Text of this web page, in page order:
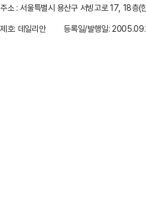
주소 : 서울특별시 용산구 서빙고로 17, 18층(
제호: 데일리안
등록일/발행일: